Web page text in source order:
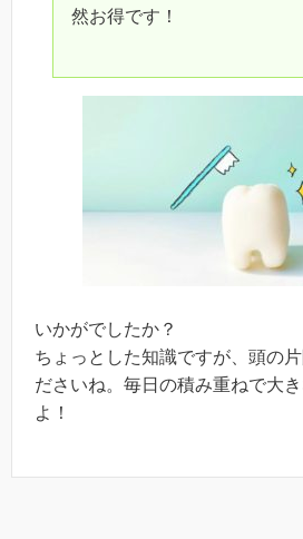
然お得です！
いかがでしたか？
ちょっとした知識ですが、頭の
ださいね。毎日の積み重ねで大
よ！